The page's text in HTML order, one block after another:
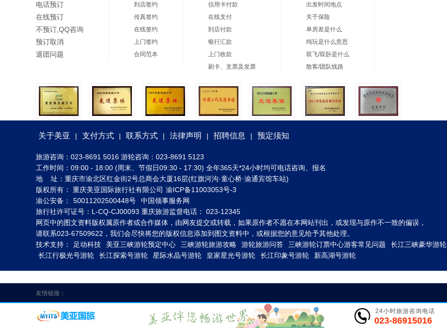
电话预订
在线预订
不预订,QQ咨询
预订取消
退团问题
到店签约
传真签约
在线签约
上门签约
合同范本
信用卡付款
在线支付
到店付款
银行汇款
上门收款
刷卡、支票及发票
出发时间地点
关于保险
单房差是什么
纯玩是什么意思
双飞/双卧是什么
散客/团队线路
关于美亚 | 支付方式 | 联系方式 | 法律声明 | 招聘信息 | 预定须知
旅游咨询：023-8691 5016 游轮咨询：023-8691 5123
工作时间：09:00 - 18:00 (周末、节假日09:30 - 17:30) 全年365天*24小时均可电话咨询、报名
地 址：重庆市渝北区红金街2号总商会大厦16层(红旗河沟·童心桥·渝通宾馆车站)
版权所有： 重庆美亚国际旅行社有限公司 渝ICP备11003053号-3
渝公安备：
50011202500448号
中国领事服务网
旅行社许可证号：L-CQ-CJ00093 重庆旅游监督电话： 023-12345
网页中的图文资料版权属原作者或合作媒体，由网友提交或转载，如果原作者不愿在本网站刊出，或发现与原作不一致的偏误，
请联系023-67509622，我们会尽快将您的版权信息添加到图文资料中，或根据您的意见给予其他处理。
技术支持：
足动科技 美亚三峡游轮预定中心 三峡游轮旅游攻略 游轮旅游问答 三峡游轮订票中心游客常见问题 长江三峡豪华游轮
长江行极光号游轮
长江探索号游轮 星际水晶号游轮 皇家星光号游轮 长江印象号游轮 新高湖号游轮
24小时旅游咨询电话
023-86915016
友情链接：